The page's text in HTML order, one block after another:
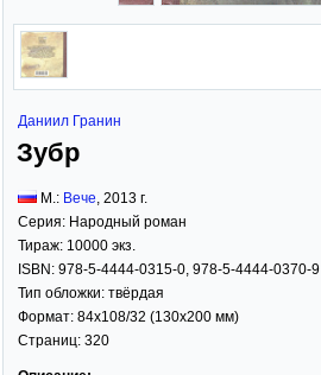
Даниил Гранин
Зубр
М.: Вече, 2013 г.
Серия: Народный роман
Тираж: 10000 экз.
ISBN: 978-5-4444-0315-0, 978-5-4444-0370-9
Тип обложки: твёрдая
Формат: 84x108/32 (130x200 мм)
Страниц: 320